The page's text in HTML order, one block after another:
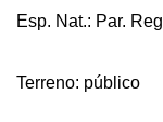
Esp. Nat.: Par.
Terreno: público